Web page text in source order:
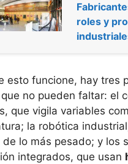
roles y
esto funcione, hay tres
no pueden faltar: el
que vigila variables
la robótica
de lo más pesado; y los
integrados, que usan